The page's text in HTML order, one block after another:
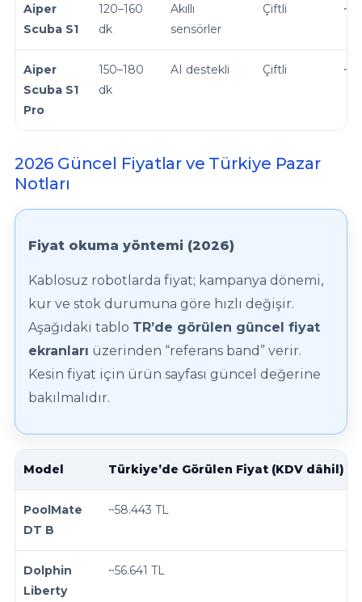
Aiper
Scuba S1
120–160
dk
Akıllı
sensörler
Çiftli
Aiper
Scuba S1
Pro
150–180
dk
AI destekli Çiftli
2026 Güncel Fiyatlar ve Türkiye Pazar
Notları
Fiyat okuma yöntemi (2026)
Kablosuz robotlarda fiyat; kampanya dönemi,
kur ve stok durumuna göre hızlı değişir.
Aşağıdaki tablo TR’de görülen güncel fiyat
ekranları üzerinden “referans band” verir.
Kesin fiyat için ürün sayfası güncel değerine
bakılmalıdır.
Model Türkiye’de Görülen Fiyat (KDV dâhil)
PoolMate
DT B
~58.443 TL
Dolphin
Liberty
~56.641 TL